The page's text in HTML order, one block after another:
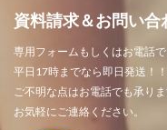
資料請求＆お問い合
専用フォームもしくはお電話
平日17時までなら即日発送！！
ご不明な点はお電話でも承りま
お気軽にご連絡ください。